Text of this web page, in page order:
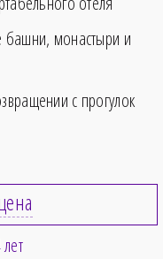
башни, монастыри и
с прогулок